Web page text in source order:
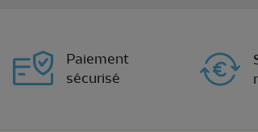
Paiement
sécurisé